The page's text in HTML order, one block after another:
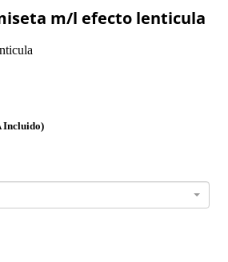
m/l efecto lenticula
Incluido)